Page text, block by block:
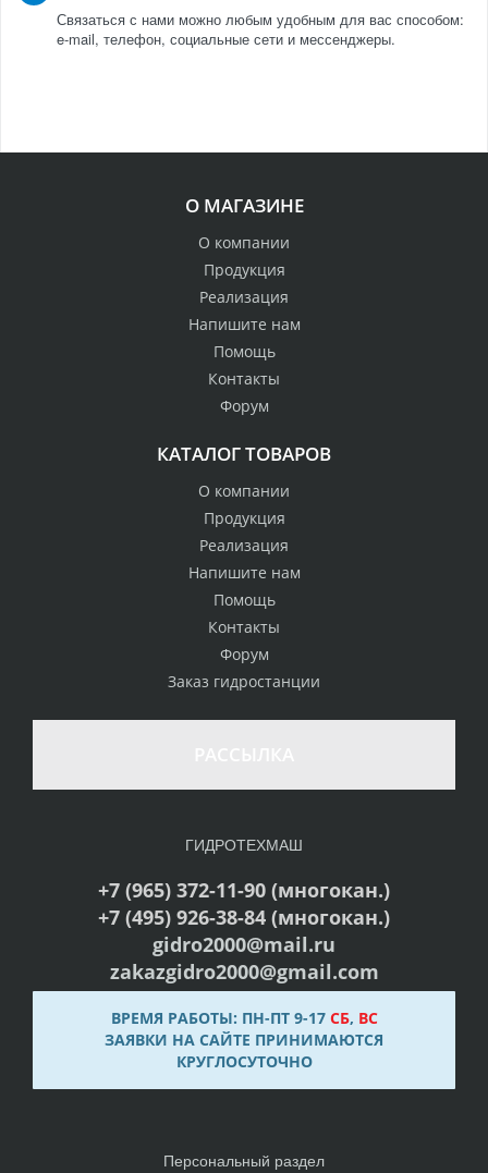
Связаться с нами можно любым удобным для вас способом:
e-mail, телефон, социальные сети и мессенджеры.
О МАГАЗИНЕ
О компании
Продукция
Реализация
Напишите нам
Помощь
Контакты
Форум
КАТАЛОГ ТОВАРОВ
О компании
Продукция
Реализация
Напишите нам
Помощь
Контакты
Форум
Заказ гидростанции
ГИДРОТЕХМАШ
+7 (965) 372-11-90 (многокан.)
+7 (495) 926-38-84 (многокан.)
gidro2000@mail.ru
zakazgidro2000@gmail.com
ВРЕМЯ РАБОТЫ: ПН-ПТ 9-17 СБ, ВС
ЗАЯВКИ НА САЙТЕ ПРИНИМАЮТСЯ
КРУГЛОСУТОЧНО
Персональный раздел